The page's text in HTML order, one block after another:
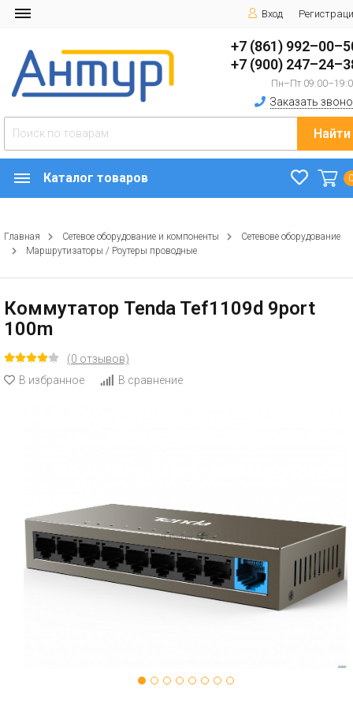
Вход
+7 (861)
+7 (900)
Пн–Пт
Заказать
Найти
Каталог товаров
Главная Сетевое оборудование и компоненты
Сетевове оборудование
Маршрутизаторы / Роутеры проводные
Коммутатор Tenda Tef1109d 9port
100m
(0 отзывов)
В избранное
В сравнение